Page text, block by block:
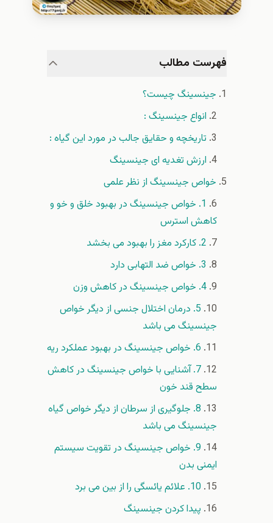
فهرست مطالب
جینسینگ چیست؟
انواع جینسینگ :
تاریخچه و حقایق جالب در مورد این گیاه :
ارزش تغدیه ای جینسینگ
خواص جینسینگ از نظر علمی
1. خواص جینسینگ در بهبود خلق و خو و
کاهش استرس
2. کارکرد مغز را بهبود می بخشد
3. خواص ضد التهابی دارد
4. خواص جینسینگ در کاهش وزن
5. درمان اختلال جنسی از دیگر خواص
جینسینگ می باشد
6. خواص جینسینگ در بهبود عملکرد ریه
7. آشنایی با خواص جینسینگ در کاهش
سطح قند خون
8. جلوگیری از سرطان از دیگر خواص گیاه
جینسینگ می باشد
9. خواص جینسینگ در تقویت سیستم
ایمنی بدن
10. علائم یائسگی را از بین می برد
پیدا کردن جینسینگ